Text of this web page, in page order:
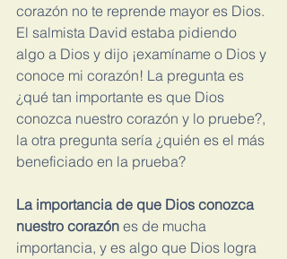
corazón no te reprende mayor es Dios.
El salmista David estaba pidiendo
algo a Dios y dijo ¡examíname o Dios y
conoce mi corazón! La pregunta es
¿qué tan importante es que Dios
conozca nuestro corazón y lo pruebe?,
la otra pregunta sería ¿quién es el más
beneficiado en la prueba?
La importancia de que Dios conozca
nuestro corazón es de mucha
importancia, y es algo que Dios logra